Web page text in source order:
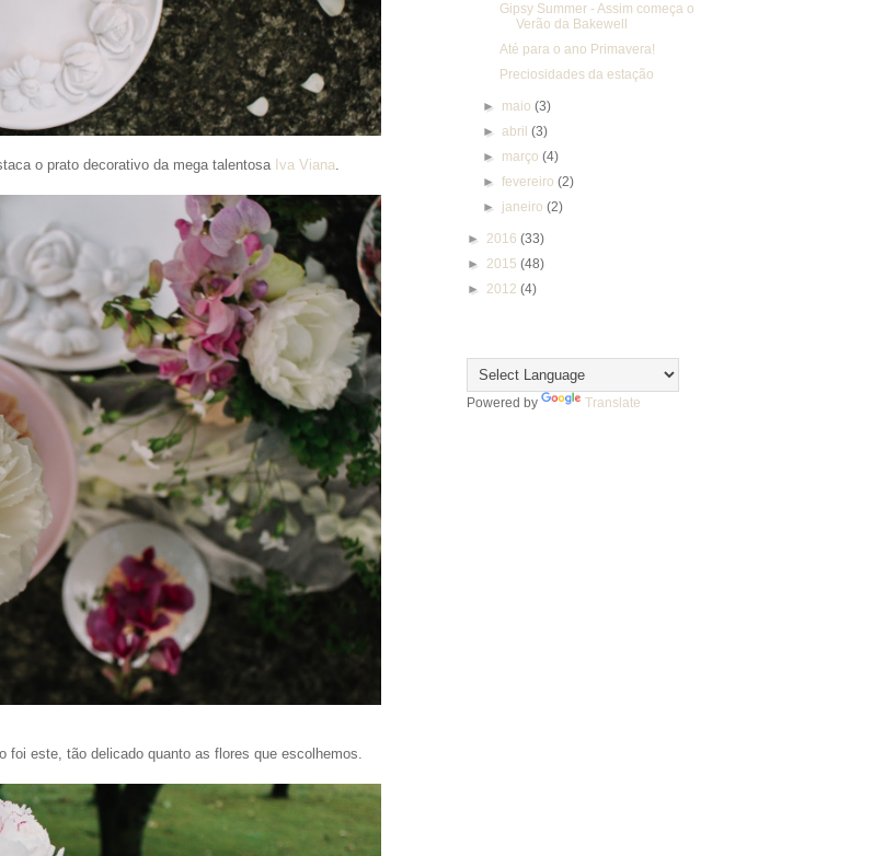
o prato decorativo da mega talentosa Iva Viana
foi este, tão delicado quanto as flores que escolhemos.
Gipsy Summer - Assim começa o
Verão da Bakewell
Até para o ano Primavera!
Preciosidades da estação
► maio(3)
►abril(3)
► março(4)
►fevereiro(2)
► janeiro(2)
► 2016 (33)
► 2015 (48)
► 2012 (4)
Powered by Translate